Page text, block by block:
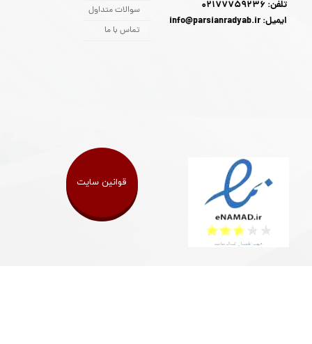
سوالات متداول
تماس با ما
تلفن: 02177759236
ایمیل: info@parsianradyab.ir
قوانین سایت